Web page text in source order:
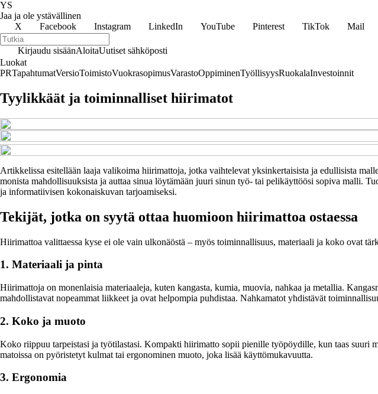
YS
Jaa ja ole ystävällinen
X
Facebook Instagram LinkedIn YouTube Pinterest TikTok Mail
Kirjaudu sisäänAloitaUutiset sähköposti
Luokat
PRTapahtumatVersioToimistoVuokrasopimusVarastoOppiminenTyöllisyysRuokalaInvestoinnit
Tyylikkäät ja toiminnalliset hiirimatot
Artikkelissa esitellään laaja valikoima hiirimattoja, jotka vaihtelevat yksinkertaisista ja edullisista
monista mahdollisuuksista ja auttaa sinua löytämään juuri sinun työ- tai pelikäyttöösi sopiva malli.
ja informatiivisen kokonaiskuvan tarjoamiseksi.
Tekijät, jotka on syytä ottaa huomioon hiirimattoa ostaessa
Hiirimattoa valittaessa kyse ei ole vain ulkonäöstä – myös toiminnallisuus, materiaali ja koko ovat
1. Materiaali ja pinta
Hiirimattoja on monenlaisia materiaaleja, kuten kangasta, kumia, muovia, nahkaa ja metallia.
mahdollistavat nopeammat liikkeet ja ovat helpompia puhdistaa. Nahkamatot yhdistävät
2. Koko ja muoto
Koko riippuu tarpeistasi ja työtilastasi. Kompakti hiirimatto sopii pienille työpöydille, kun taas suuri
matoissa on pyöristetyt kulmat tai ergonominen muoto, joka lisää käyttömukavuutta.
3. Ergonomia